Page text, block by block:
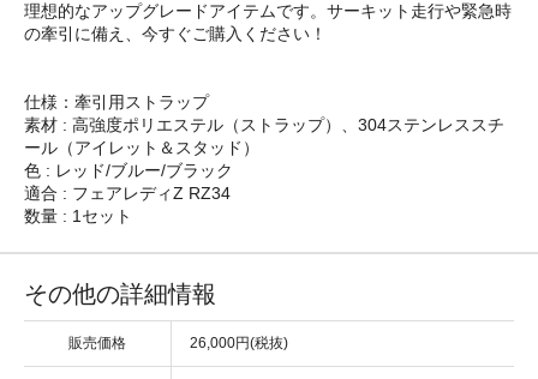
理想的なアップグレードアイテムです。サーキット走行や緊急時
の牽引に備え、今すぐご購入ください！
仕様：牽引用ストラップ
素材 : 高強度ポリエステル（ストラップ）、304ステンレススチ
ール（アイレット＆スタッド）
色 : レッド/ブルー/ブラック
適合 : フェアレディZ RZ34
数量 : 1セット
その他の詳細情報
販売価格 26,000円(税抜)